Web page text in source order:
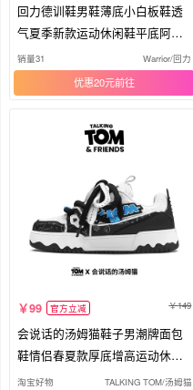
回力德训鞋男鞋薄底小白板鞋透
气夏季新款运动休闲鞋平底阿甘
鞋子
销量31 Warrior/回力
优惠20元
99 官方立减 149
会说话的汤姆猫鞋子男潮牌面包
鞋情侣春夏款厚底增高运动休闲
板鞋
淘宝好物 TALKING TOM/汤姆猫